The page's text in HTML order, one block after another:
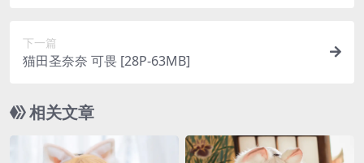
下一篇
猫田圣奈奈 可畏 [28P-63MB]
相关文章